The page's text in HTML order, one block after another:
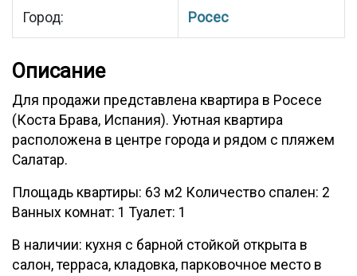
Город: Росес
Описание
Для продажи представлена квартира в Росесе
(Коста Брава, Испания). Уютная квартира
расположена в центре города и рядом с пляжем
Салатар.
Площадь квартиры: 63 м2 Количество спален: 2
Ванных комнат: 1 Туалет: 1
В наличии: кухня с барной стойкой открыта в
салон, терраса, кладовка, парковочное место в